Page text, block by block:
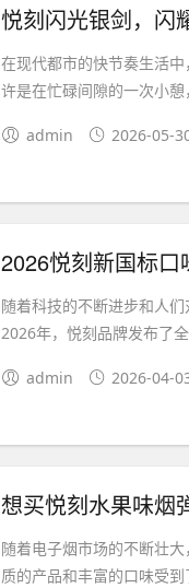
悦刻闪光银剑，闪
在现代都市的快节奏生活
许是在忙碌间隙的一次小
admin 2026-05-
2026悦刻新国标口
随着科技的不断进步和人
2026年，悦刻品牌发布了
admin 2026-04-
想买悦刻水果味烟
随着电子烟市场的不断壮
质的产品和丰富的口味受